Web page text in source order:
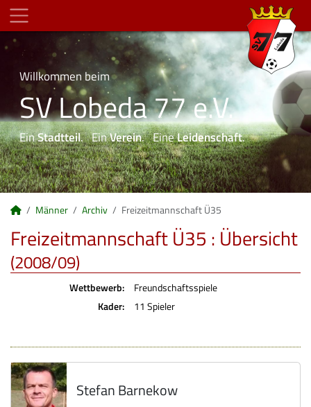
Willkommen beim
SV Lobeda 77 e.V.
EinStadtteil. EinVerein. EineLeidenschaft.
Männer Archiv Freizeitmannschaft Ü35
Freizeitmannschaft Ü35 : Übersicht
(2008/09)
Wettbewerb:
Freundschaftsspiele
Kader:
11 Spieler
Stefan Barnekow